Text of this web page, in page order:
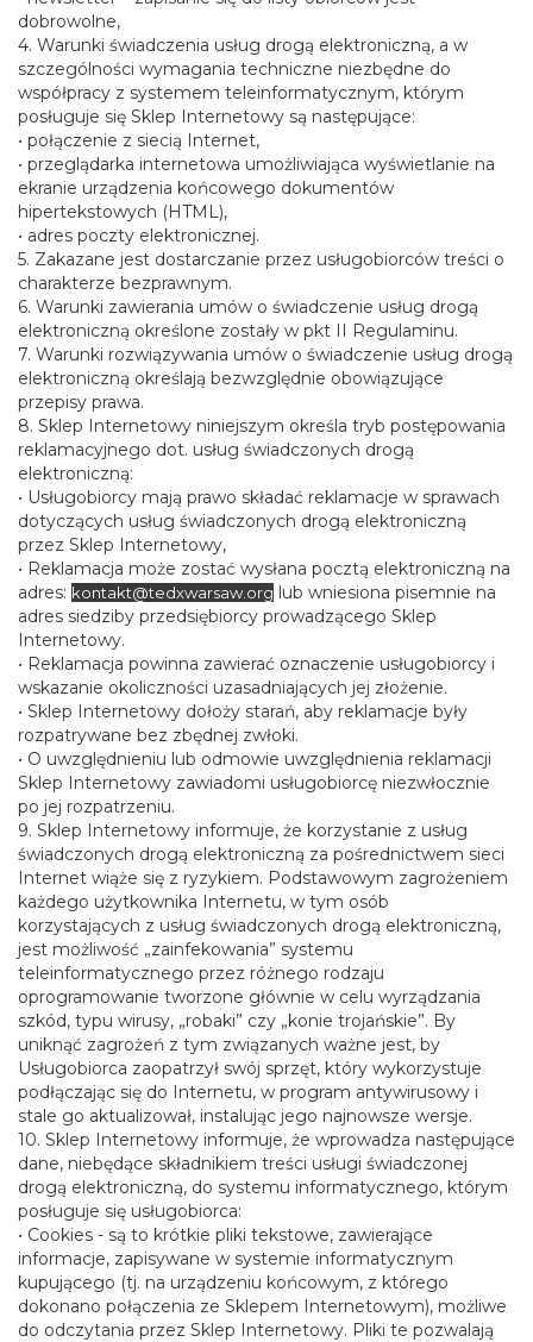
dobrowolne,
4. Warunki świadczenia usług drogą elektroniczną, a w
szczególności wymagania techniczne niezbędne do
współpracy z systemem teleinformatycznym, którym
posługuje się Sklep Internetowy są następujące:
• połączenie z siecią Internet,
• przeglądarka internetowa umożliwiająca wyświetlanie na
ekranie urządzenia końcowego dokumentów
hipertekstowych (HTML),
• adres poczty elektronicznej.
5. Zakazane jest dostarczanie przez usługobiorców treści o
charakterze bezprawnym.
6. Warunki zawierania umów o świadczenie usług drogą
elektroniczną określone zostały w pkt II Regulaminu.
7. Warunki rozwiązywania umów o świadczenie usług drogą
elektroniczną określają bezwzględnie obowiązujące
przepisy prawa.
8. Sklep Internetowy niniejszym określa tryb postępowania
reklamacyjnego dot. usług świadczonych drogą
elektroniczną:
• Usługobiorcy mają prawo składać reklamacje w sprawach
dotyczących usług świadczonych drogą elektroniczną
przez Sklep Internetowy,
• Reklamacja może zostać wysłana pocztą elektroniczną na
adres: kontakt@tedxwarsaw.org lub wniesiona pisemnie na
adres siedziby przedsiębiorcy prowadzącego Sklep
Internetowy.
• Reklamacja powinna zawierać oznaczenie usługobiorcy i
wskazanie okoliczności uzasadniających jej złożenie.
• Sklep Internetowy dołoży starań, aby reklamacje były
rozpatrywane bez zbędnej zwłoki.
• O uwzględnieniu lub odmowie uwzględnienia reklamacji
Sklep Internetowy zawiadomi usługobiorcę niezwłocznie
po jej rozpatrzeniu.
9. Sklep Internetowy informuje, że korzystanie z usług
świadczonych drogą elektroniczną za pośrednictwem sieci
Internet wiąże się z ryzykiem. Podstawowym zagrożeniem
każdego użytkownika Internetu, w tym osób
korzystających z usług świadczonych drogą elektroniczną,
jest możliwość „zainfekowania” systemu
teleinformatycznego przez różnego rodzaju
oprogramowanie tworzone głównie w celu wyrządzania
szkód, typu wirusy, „robaki” czy „konie trojańskie”. By
uniknąć zagrożeń z tym związanych ważne jest, by
Usługobiorca zaopatrzył swój sprzęt, który wykorzystuje
podłączając się do Internetu, w program antywirusowy i
stale go aktualizował, instalując jego najnowsze wersje.
10. Sklep Internetowy informuje, że wprowadza następujące
dane, niebędące składnikiem treści usługi świadczonej
drogą elektroniczną, do systemu informatycznego, którym
posługuje się usługobiorca:
• Cookies - są to krótkie pliki tekstowe, zawierające
informacje, zapisywane w systemie informatycznym
kupującego (tj. na urządzeniu końcowym, z którego
dokonano połączenia ze Sklepem Internetowym), możliwe
do odczytania przez Sklep Internetowy. Pliki te pozwalają